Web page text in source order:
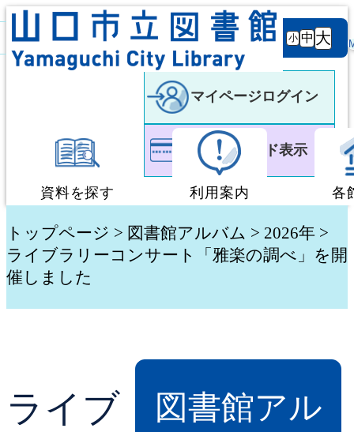
背景
白 黒
文字サ
イズ
小 中 大
マイページログイン
利用者カード表示
資料を探す
蔵書検索・予約
貸出ランキング
予約ランキング
利用案内
図書館利用案内
学校図書館支援サー
ブックスタート体験
各
トップページ > 図書館アルバム > 2026年 >
ライブラリーコンサート「雅楽の調べ」を開
催しました
ライブ
図書館アル